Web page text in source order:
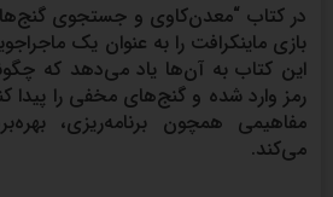
در کتاب “معدن‌کاوی و جستجوی گنج‌ها
بازی ماینکرافت را به عنوان یک
این کتاب به آن‌ها یاد می‌دهد که
رمز وارد شده و گنج‌های مخفی را پیدا
مفاهیمی همچون برنامه‌ریزی،
می‌کند.